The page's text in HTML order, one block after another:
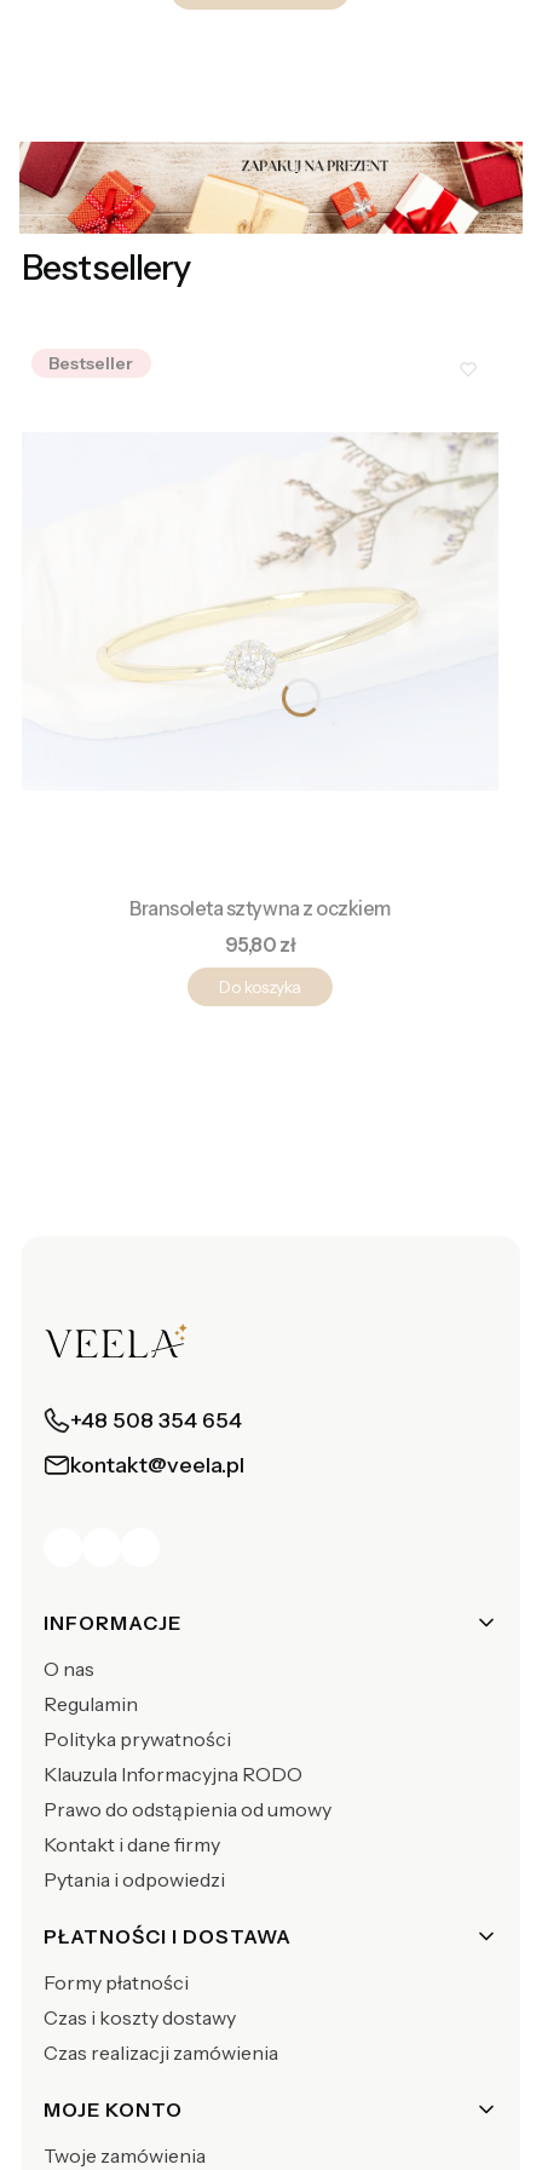
Bestsellery
Bestseller
Bransoleta sztywna z oczkiem
Cena
95,80 zł
Do koszyka
+48 508 354 654
kontakt@veela.pl
Linki w stopce
INFORMACJE
O nas
Regulamin
Polityka prywatności
Klauzula Informacyjna RODO
Prawo do odstąpienia od umowy
Kontakt i dane firmy
Pytania i odpowiedzi
PŁATNOŚCI I DOSTAWA
Formy płatności
Czas i koszty dostawy
Czas realizacji zamówienia
MOJE KONTO
Twoje zamówienia